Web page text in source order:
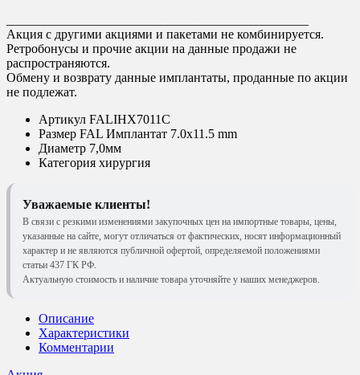
Акция с другими акциями и пакетами не комбинируется.
Ретробонусы и прочие акции на данные продажи не
распространяются.
Обмену и возврату данные имплантаты, проданные по акции
не подлежат.
Артикул FALIHX7011C
Размер FAL Имплантат 7.0x11.5 mm
Диаметр 7,0мм
Категория хирургия
Уважаемые клиенты!
В связи с резкими изменениями закупочных цен на импортные товары, цены,
указанные на сайте, могут отличаться от фактических, носят информационный
характер и не являются публичной офертой, определяемой положениями
статьи 437 ГК РФ.
Актуальную стоимость и наличие товара уточняйте у наших менеджеров.
Описание
Характеристики
Комментарии